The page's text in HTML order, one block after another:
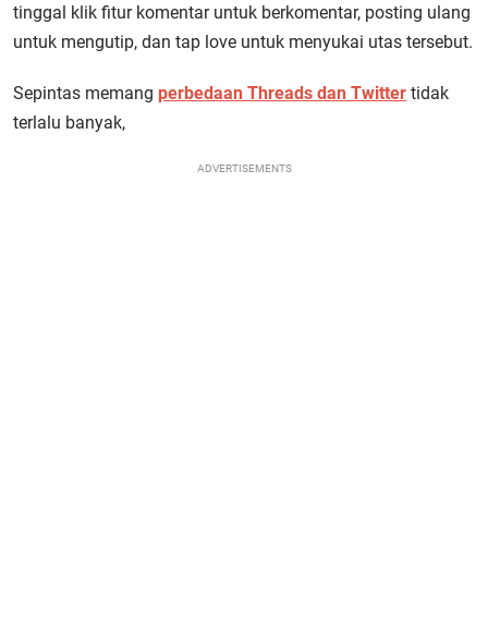
tinggal klik fitur komentar untuk berkomentar, posting ulang
untuk mengutip, dan tap love untuk menyukai utas tersebut.
Sepintas memang perbedaan Threads dan Twitter tidak
terlalu banyak,
ADVERTISEMENTS